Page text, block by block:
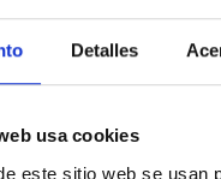
Detalles
usa cookies
este sitio web se usan
Field Alignment with
the Transition
to see alignments between
of star-forming dense